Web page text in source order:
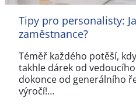
Tipy pro personalisty:
zaměstnance?
Téměř každého potěší,
takhle dárek od
dokonce od generálního
výročí!…